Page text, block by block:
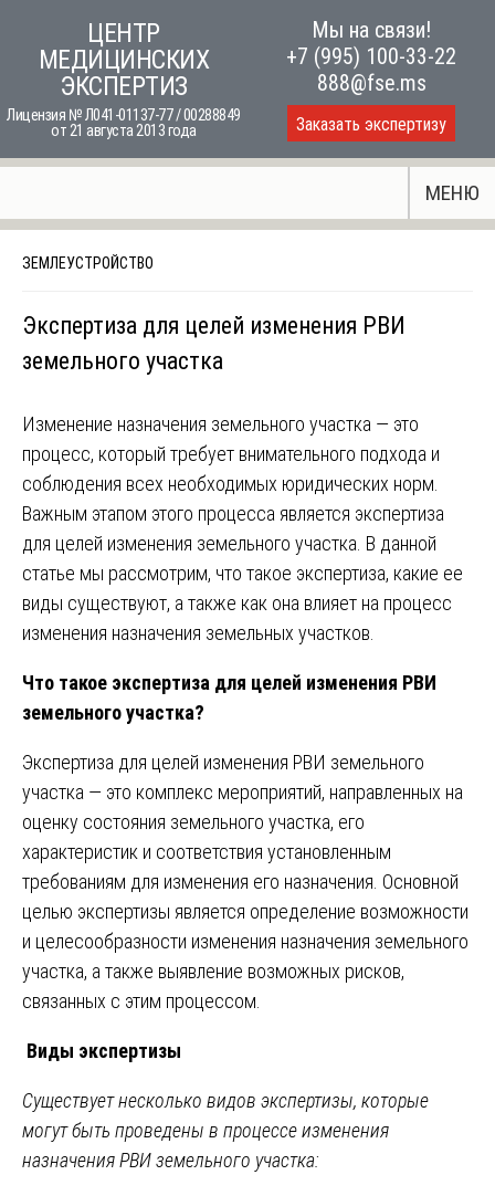
content
ЦЕНТР
МЕДИЦИНСКИХ
ЭКСПЕРТИЗ
Лицензия № Л041-01137-77 / 00288849
от 21 августа 2013 года
Мы на связи!
+7 (995) 100-33-22
888@fse.ms
Заказать экспертизу
МЕНЮ
ЗЕМЛЕУСТРОЙСТВО
Экспертиза для целей изменения РВИ
земельного участка
Изменение назначения земельного участка — это
процесс, который требует внимательного подхода и
соблюдения всех необходимых юридических норм.
Важным этапом этого процесса является экспертиза
для целей изменения земельного участка. В данной
статье мы рассмотрим, что такое экспертиза, какие ее
виды существуют, а также как она влияет на процесс
изменения назначения земельных участков.
Что такое экспертиза для целей изменения РВИ
земельного участка?
Экспертиза для целей изменения РВИ земельного
участка — это комплекс мероприятий, направленных на
оценку состояния земельного участка, его
характеристик и соответствия установленным
требованиям для изменения его назначения. Основной
целью экспертизы является определение возможности
и целесообразности изменения назначения земельного
участка, а также выявление возможных рисков,
связанных с этим процессом.
Виды экспертизы
Существует несколько видов экспертизы, которые
могут быть проведены в процессе изменения
назначения РВИ земельного участка: